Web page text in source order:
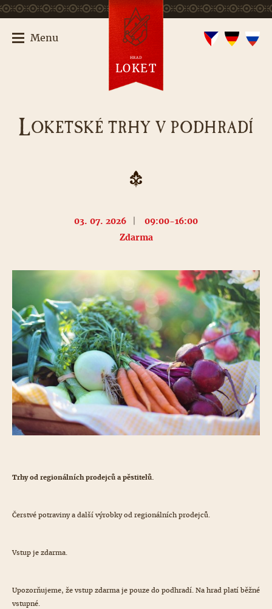
LOKETSKÉ TRHY V PODHRADÍ
03. 07. 2026
09:00-16:00
Zdarma
Trhy od regionálních prodejců a pěstitelů.
Čerstvé potraviny a další výrobky od regionálních prodejců.
Vstup je zdarma.
Upozorňujeme, že vstup zdarma je pouze do podhradí. Na hrad platí běžné
vstupné.
Menu
HRAD
LOKET